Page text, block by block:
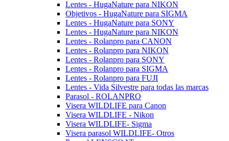
Lentes - HugaNature para NIKON
Objetivos - HugaNature para SIGMA
Lentes - HugaNature para SONY
Lentes - HugaNature para NIKON
Lentes - Rolanpro para CANON
Lentes - Rolanpro para NIKON
Lentes - Rolanpro para SONY
Lentes - Rolanpro para SIGMA
Lentes - Rolanpro para FUJI
Lentes - Vida Silvestre para todas las marcas
Parasol - ROLANPRO
Visera WILDLIFE para Canon
Visera WILDLIFE - Nikon
Visera WILDLIFE- Sigma
Visera parasol WILDLIFE- Otros